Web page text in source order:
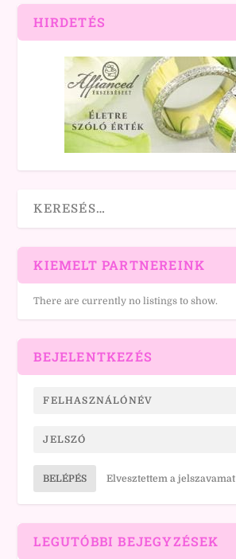
HIRDETÉS
KIEMELT PARTNEREINK
There are currently no listings to show.
BEJELENTKEZÉS
BELÉPÉS Elvesztettem a jelszavamat
LEGUTÓBBI BEJEGYZÉSEK